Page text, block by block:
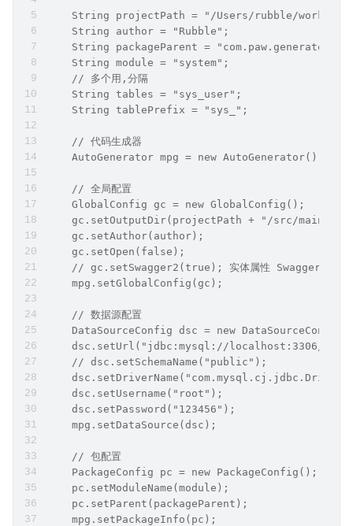
String projectPath = "/Users/rubble/
    String author = "Rubble";
    String packageParent = "com.paw.generator";
    String module = "system";
    // 多个用,分隔
    String tables = "sys_user";
    String tablePrefix = "sys_";
    // 代码生成器
    AutoGenerator mpg = new AutoGenerator();
    // 全局配置
    GlobalConfig gc = new GlobalConfig();
gc.setOutputDir(projectPath + "/src/main/
    gc.setAuthor(author);
    gc.setOpen(false);
    // gc.setSwagger2(true); 实体属性 Swagger2 注解
    mpg.setGlobalConfig(gc);
    // 数据源配置
DataSourceConfig dsc = new
dsc.setUrl("jdbc:mysql://localhost:3306/
    // dsc.setSchemaName("public");
    dsc.setUsername("root");
    dsc.setPassword("123456");
    mpg.setDataSource(dsc);
    // 包配置
    PackageConfig pc = new PackageConfig();
    pc.setModuleName(module);
    pc.setParent(packageParent);
    mpg.setPackageInfo(pc);